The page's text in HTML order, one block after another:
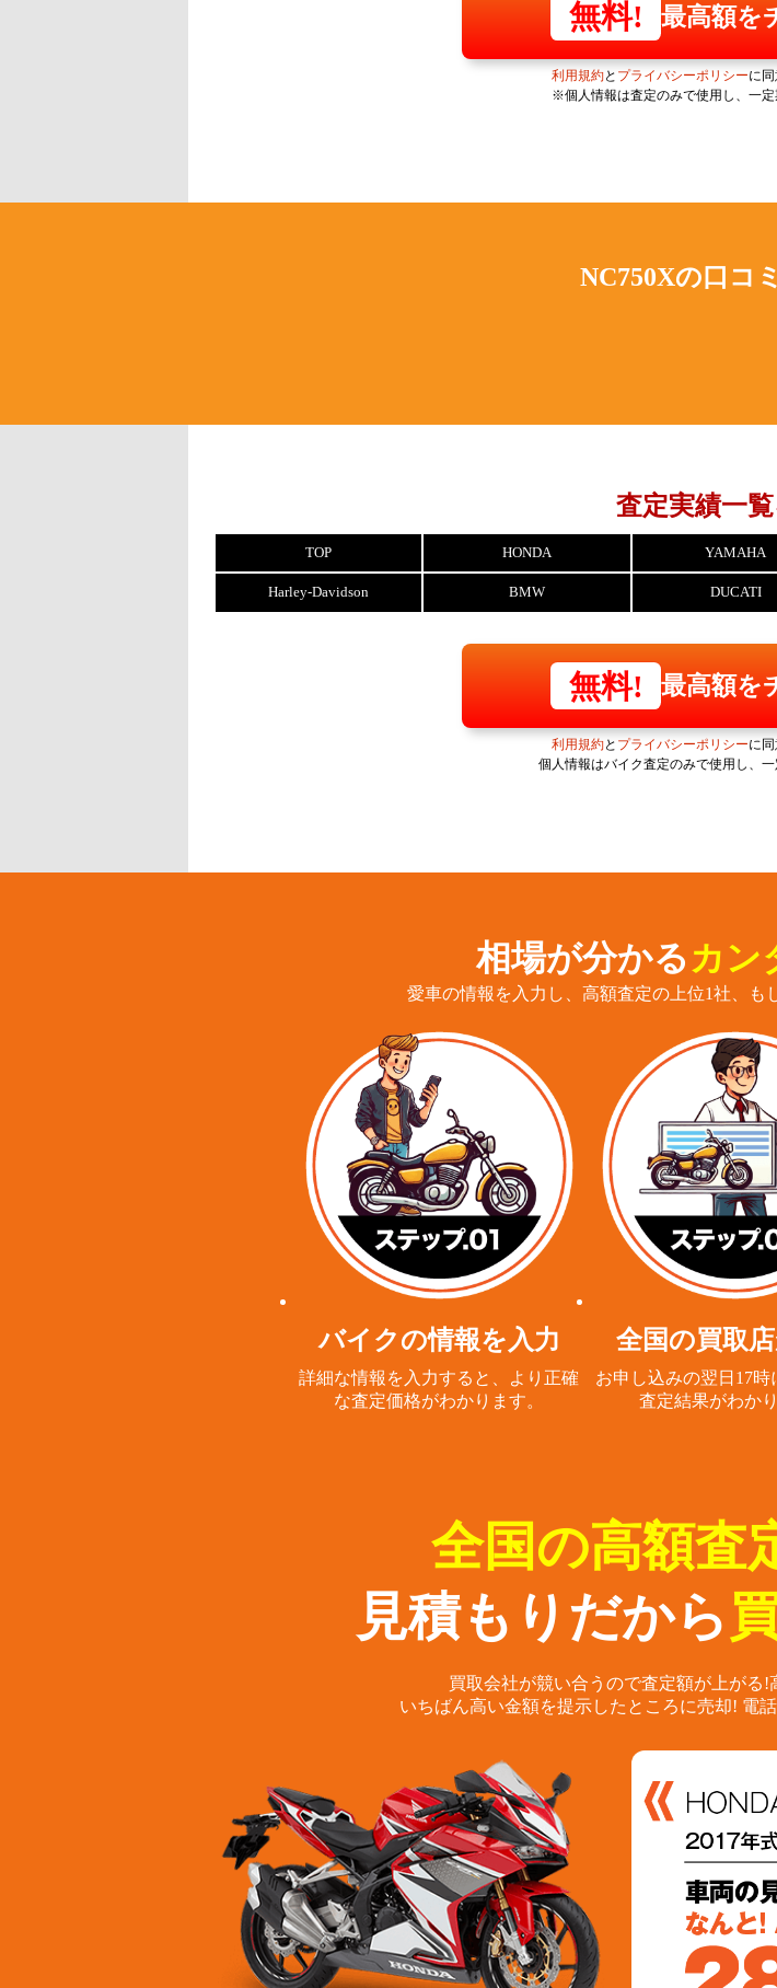
無料! 最高額を
利用規約と プライバシーポリシーに
※個人情報は査定のみで使用し、一定
NC750Xの 口コ
査定実績一
TOP HONDA YAMAHA
Harley-Davidson BMW DUCATI
無料! 最高額を
利用規約と プライバシーポリシーに
個人情報はバイク査定のみで使用し、一
相場が分かるカン
愛車の情報を入力し、高額査定の上位1社、も
バイクの情報を入力
詳細な情報を入力すると、 より正確
な査定価格がわかります。
全国の買取
お申し込みの翌日17時
査定結果がわかり
全国の高額査
見積もりだから
買取会社が競い合うので査定額が上がる!
いちばん高い金額を提示したところに売却! 電